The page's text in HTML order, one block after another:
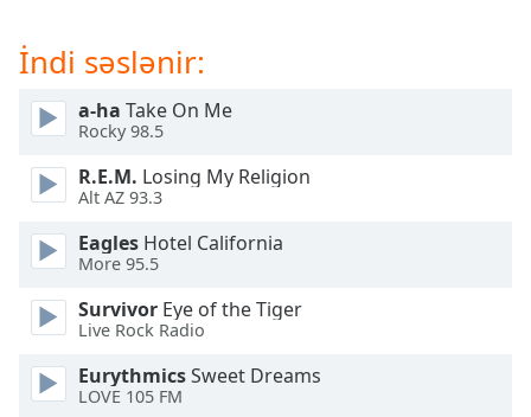
This
modal
window.
dialog
window.
Escape
cancel
and
İndi səslənir:
a-ha Take On Me
Rocky 98.5
R.E.M. Losing My Religion
Alt AZ 93.3
Eagles Hotel California
More 95.5
Survivor Eye of the Tiger
Live Rock Radio
EurythmicsSweet Dreams
LOVE 105 FM